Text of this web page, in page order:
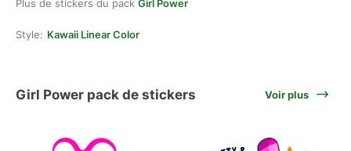
Plus de stickers du pack Girl Power
Style: Kawaii Linear Color
Girl Power pack de stickers Voir plus